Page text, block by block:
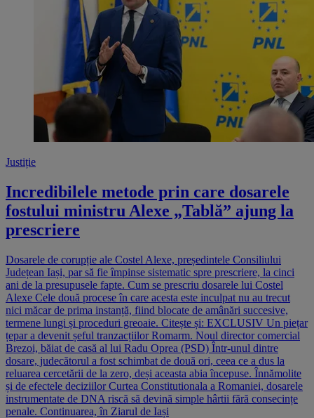
Justiție
Incredibilele metode prin care dosarele
fostului ministru Alexe „Tablă” ajung la
prescriere
Dosarele de corupție ale Costel Alexe, președintele Consiliului
Județean Iași, par să fie împinse sistematic spre prescriere, la cinci
ani de la presupusele fapte. Cum se prescriu dosarele lui Costel
Alexe Cele două procese în care acesta este inculpat nu au trecut
nici măcar de prima instanță, fiind blocate de amânări succesive,
termene lungi și proceduri greoaie. Citește și: EXCLUSIV Un piețar
țepar a devenit șeful tranzacțiilor Romarm. Noul director comercial
Brezoi, băiat de casă al lui Radu Oprea (PSD) Într-unul dintre
dosare, judecătorul a fost schimbat de două ori, ceea ce a dus la
reluarea cercetării de la zero, deși aceasta abia începuse. Înnămolite
și de efectele deciziilor Curtea Constitutionala a Romaniei, dosarele
instrumentate de DNA riscă să devină simple hârtii fără consecințe
penale. Continuarea, în Ziarul de Iași